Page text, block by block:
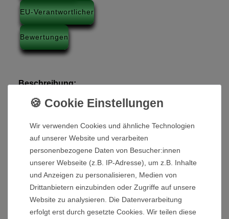
EU-Verantwortlicher
Bewertungen
Beschreibung:
Ein Verlängerungskabel für unsere 24V Akkus der
Technische Details:
Anschluss Typ: XLR 3-polig
Länge: ca. 95 cm
Lieferumfang:
Wir verwenden Cookies und ähnliche Technologien
auf unserer Website und verarbeiten
personenbezogene Daten von Besucher:innen
unserer Webseite (z.B. IP-Adresse), um z.B. Inhalte
und Anzeigen zu personalisieren, Medien von
Drittanbietern einzubinden oder Zugriffe auf unsere
Website zu analysieren. Die Datenverarbeitung
erfolgt erst durch gesetzte Cookies. Wir teilen diese